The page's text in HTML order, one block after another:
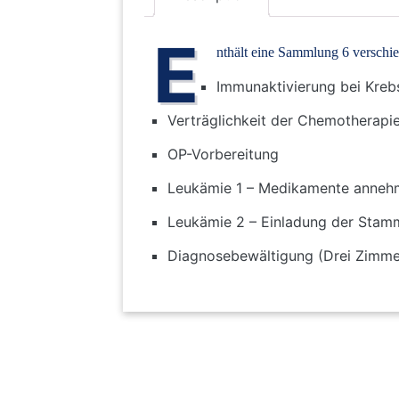
E nthält eine Sammlung 6
Immunaktivierung bei
Verträglichkeit der
OP-Vorbereitung
Leukämie 1 – Medikamente
Leukämie 2 – Einladung der
Diagnosebewältigung (Drei